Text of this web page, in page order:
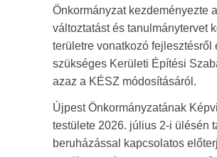
Önkormányzat kezdeményezte a
változtatást és tanulmánytervet
területre vonatkozó fejlesztésről
szükséges Kerületi Építési
azaz a KÉSZ módosításáról.
Újpest Önkormányzatának
testülete 2026. július 2-i ülésén
beruházással kapcsolatos